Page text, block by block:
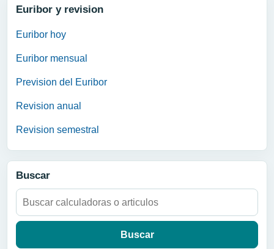
Euribor y revision
Euribor hoy
Euribor mensual
Prevision del Euribor
Revision anual
Revision semestral
Buscar
Buscar: